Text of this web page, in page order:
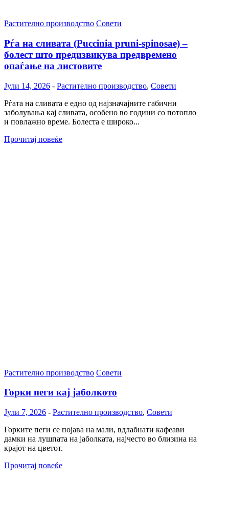
Растително производство Совети
Рѓа на сливата (Puccinia pruni-spinosae) –
болест што предизвикува предвремено
опаѓање на листовите
Јули 14, 2026 - Растително производство, Совети
Рѓата на сливата е едно од најзначајните габични
заболувања кај сливата, особено во години со потопло
и повлажно време. Болеста е широко...
Прочитај повеќе
Растително производство Совети
Горки пеги кај јаболкото
Јули 7, 2026 - Растително производство, Совети
Горките пеги се појава на мали, вдлабнати кафеави
дамки на лушпата на јаболката, најчесто во близина на
крајот на цветот.
Прочитај повеќе